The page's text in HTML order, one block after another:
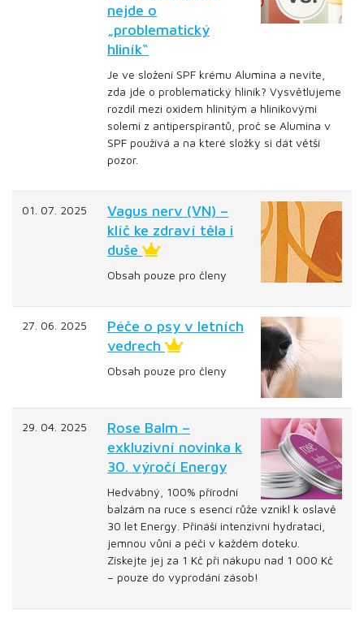
nejde o
„problematický
hliník“
Je ve složení SPF krému Alumina a nevíte,
zda jde o problematický hliník? Vysvětlujeme
rozdíl mezi oxidem hlinitým a hliníkovými
solemi z antiperspirantů, proč se Alumina v
SPF používá a na které složky si dát větší
pozor.
01. 07. 2025
Vagus nerv (VN) –
klíč ke zdraví těla i
duše
Obsah pouze pro členy
27. 06. 2025
Péče o psy v letních
vedrech
Obsah pouze pro členy
29. 04. 2025
Rose Balm –
exkluzivní novinka k
30. výročí Energy
Hedvábný, 100% přírodní
balzám na ruce s esencí růže vznikl k oslavě
30 let Energy. Přináší intenzivní hydrataci,
jemnou vůni a péči v každém doteku.
Získejte jej za 1 Kč při nákupu nad 1 000 Kč
– pouze do vyprodání zásob!